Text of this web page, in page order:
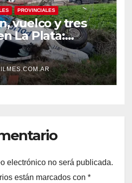
PROVINCIALES
vuelco y tres
La Plata:
motos robadas
policial
electrónico no será publicada.
están marcados con *